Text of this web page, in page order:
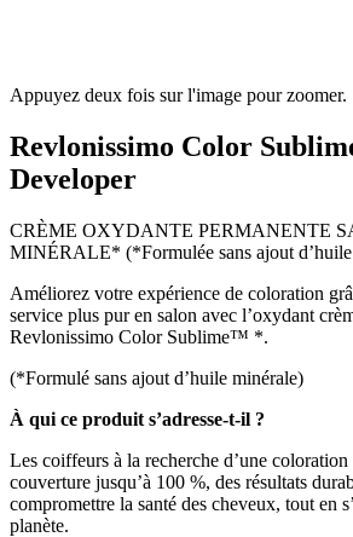
Appuyez deux fois sur l'image pour zoomer.
Revlonissimo Color
Developer
CRÈME OXYDANTE PERMANENTE
MINÉRALE* (*Formulée sans ajout
Améliorez votre expérience de coloration
service plus pur en salon avec l’oxydant
Revlonissimo Color Sublime™ *.
(*Formulé sans ajout d’huile minérale)
À qui ce produit s’adresse-t-il ?
Les coiffeurs à la recherche d’une
couverture jusqu’à 100 %, des résultats
compromettre la santé des cheveux, tout en
planète.